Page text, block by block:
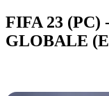
FIFA 23 (PC)
GLOBALE